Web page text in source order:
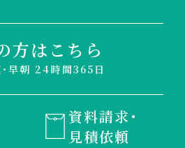
方はこちら
・早朝 24時間365日
資料請求・
見積依頼